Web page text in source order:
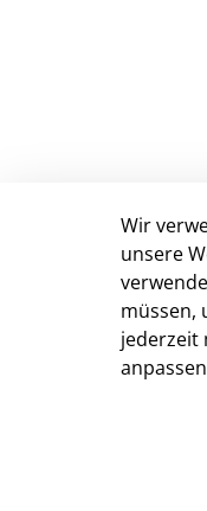
Stadt
D-
Tel.:
Fax:
Wir
unsere
müssen,
jederzeit
anpassen